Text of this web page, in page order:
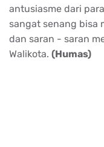
antusiasme dari
sangat senang bisa
dan saran - saran
Walikota. (Humas)